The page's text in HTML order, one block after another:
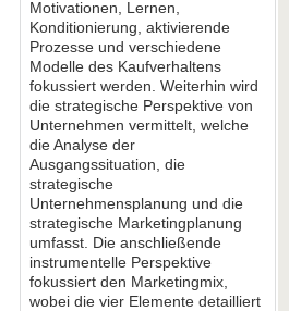
Motivationen, Lernen,
Konditionierung, aktivierende
Prozesse und verschiedene
Modelle des Kaufverhaltens
fokussiert werden. Weiterhin wird
die strategische Perspektive von
Unternehmen vermittelt, welche
die Analyse der
Ausgangssituation, die
strategische
Unternehmensplanung und die
strategische Marketingplanung
umfasst. Die anschließende
instrumentelle Perspektive
fokussiert den Marketingmix,
wobei die vier Elemente detailliert